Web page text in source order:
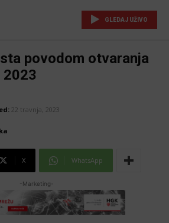
GLEDAJ UŽIVO
povodom otvaranja
2023
22 travnja, 2023
X WhatsApp
-Marketing-